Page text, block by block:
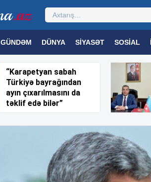
GÜNDƏM DÜNYA SIYASƏT SOSIAL
MAQAZIN TEXNOLOGIYA TƏHSIL
“Karapetyan sabah
Türkiyə bayrağından
ayın çıxarılmasını da
təklif edə bilər”